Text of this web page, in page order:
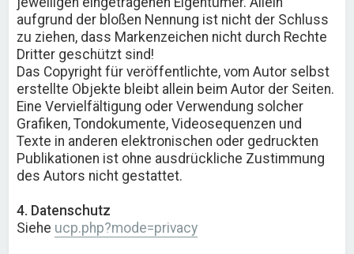
aufgrund der bloßen Nennung ist nicht der Schluss
zu ziehen, dass Markenzeichen nicht durch Rechte
Dritter geschützt sind!
Das Copyright für veröffentlichte, vom Autor selbst
erstellte Objekte bleibt allein beim Autor der Seiten.
Eine Vervielfältigung oder Verwendung solcher
Grafiken, Tondokumente, Videosequenzen und
Texte in anderen elektronischen oder gedruckten
Publikationen ist ohne ausdrückliche Zustimmung
des Autors nicht gestattet.
4. Datenschutz
Siehe ucp.php?mode=privacy